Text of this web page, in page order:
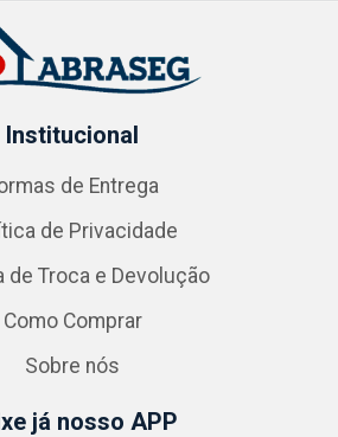
Institucional
de Entrega
de Privacidade
de Troca e Devolução
Como Comprar
Sobre nós
já nosso APP